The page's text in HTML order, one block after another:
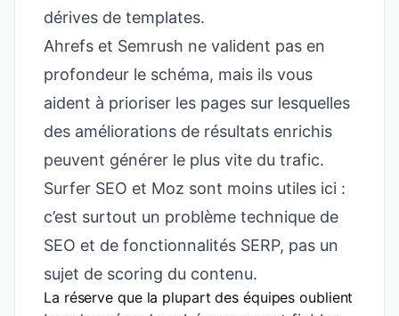
dérives de templates.
Ahrefs et Semrush ne valident pas en
profondeur le schéma, mais ils vous
aident à prioriser les pages sur lesquelles
des améliorations de résultats enrichis
peuvent générer le plus vite du trafic.
Surfer SEO et Moz sont moins utiles ici :
c’est surtout un problème technique de
SEO et de fonctionnalités SERP, pas un
sujet de scoring du contenu.
La réserve que la plupart des équipes oublient